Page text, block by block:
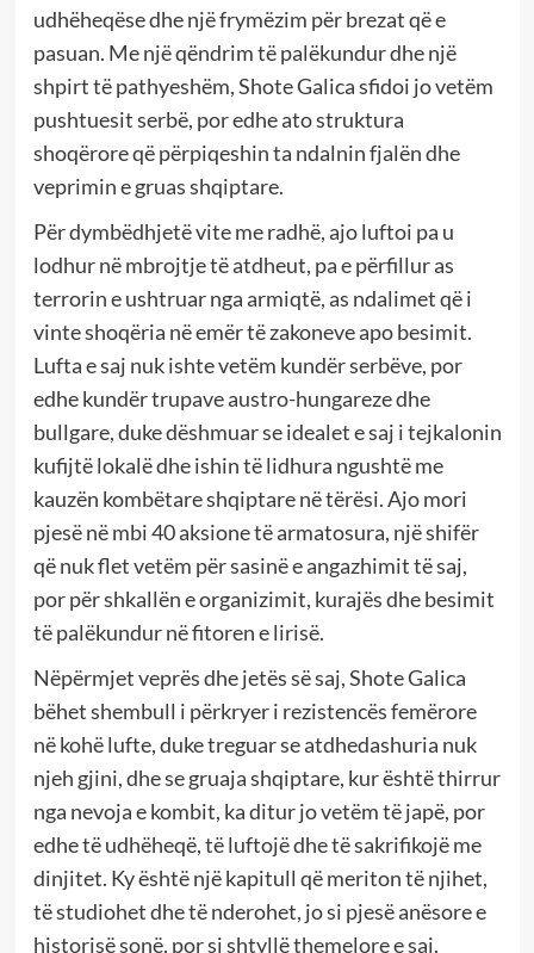
udhëheqëse dhe një frymëzim për brezat që e
pasuan. Me një qëndrim të palëkundur dhe një
shpirt të pathyeshëm, Shote Galica sfidoi jo vetëm
pushtuesit serbë, por edhe ato struktura
shoqërore që përpiqeshin ta ndalnin fjalën dhe
veprimin e gruas shqiptare.
Për dymbëdhjetë vite me radhë, ajo luftoi pa u
lodhur në mbrojtje të atdheut, pa e përfillur as
terrorin e ushtruar nga armiqtë, as ndalimet që i
vinte shoqëria në emër të zakoneve apo besimit.
Lufta e saj nuk ishte vetëm kundër serbëve, por
edhe kundër trupave austro-hungareze dhe
bullgare, duke dëshmuar se idealet e saj i tejkalonin
kufijtë lokalë dhe ishin të lidhura ngushtë me
kauzën kombëtare shqiptare në tërësi. Ajo mori
pjesë në mbi 40 aksione të armatosura, një shifër
që nuk flet vetëm për sasinë e angazhimit të saj,
por për shkallën e organizimit, kurajës dhe besimit
të palëkundur në fitoren e lirisë.
Nëpërmjet veprës dhe jetës së saj, Shote Galica
bëhet shembull i përkryer i rezistencës femërore
në kohë lufte, duke treguar se atdhedashuria nuk
njeh gjini, dhe se gruaja shqiptare, kur është thirrur
nga nevoja e kombit, ka ditur jo vetëm të japë, por
edhe të udhëheqë, të luftojë dhe të sakrifikojë me
dinjitet. Ky është një kapitull që meriton të njihet,
të studiohet dhe të nderohet, jo si pjesë anësore e
historisë sonë, por si shtyllë themelore e saj.